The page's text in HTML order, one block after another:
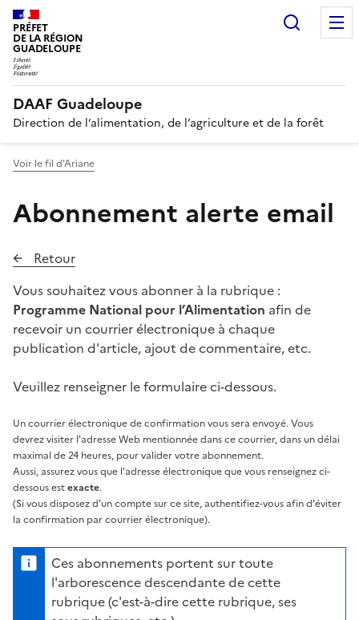
PRÉFET
DE LA RÉGION
GUADELOUPE
DAAF Guadeloupe
Direction de l’alimentation, de l’agriculture et de la forêt
Voir le fil d'Ariane
Abonnement alerte email
Retour
Vous souhaitez vous abonner à la rubrique :
Programme National pour l’Alimentation afin de
recevoir un courrier électronique à chaque
publication d'article, ajout de commentaire, etc.
Veuillez renseigner le formulaire ci-dessous.
Un courrier électronique de confirmation vous sera envoyé. Vous
devrez visiter l'adresse Web mentionnée dans ce courrier, dans un délai
maximal de 24 heures, pour valider votre abonnement.
Aussi, assurez vous que l'adresse électronique que vous renseignez ci-
dessous estexacte.
(Si vous disposez d'un compte sur ce site, authentifiez-vous afin d'éviter
la confirmation par courrier électronique).
Ces abonnements portent sur toute
l'arborescence descendante de cette
rubrique (c'est-à-dire cette rubrique, ses